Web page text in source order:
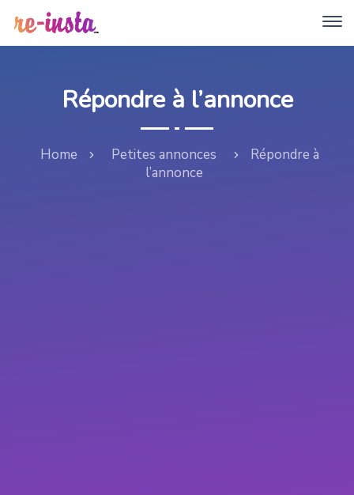
Répondre à l’annonce
Home Petites annonces
Répondre à
l’annonce